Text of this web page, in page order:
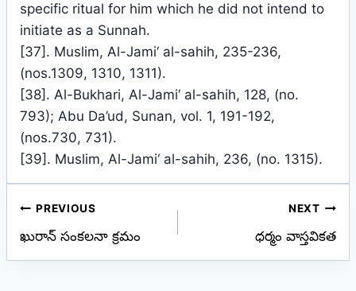
specific ritual for him which he did not intend to
initiate as a Sunnah.
[37]. Muslim, Al-Jami‘ al-sahih, 235-236,
(nos.1309, 1310, 1311).
[38]. Al-Bukhari, Al-Jami‘ al-sahih, 128, (no.
793); Abu Da’ud, Sunan, vol. 1, 191-192,
(nos.730, 731).
[39]. Muslim, Al-Jami‘ al-sahih, 236, (no. 1315).
Post
navigation
PREVIOUS
ఖురాన్ సంకలనా క్రమం
NEXT
ధర్మం వాస్తవికత